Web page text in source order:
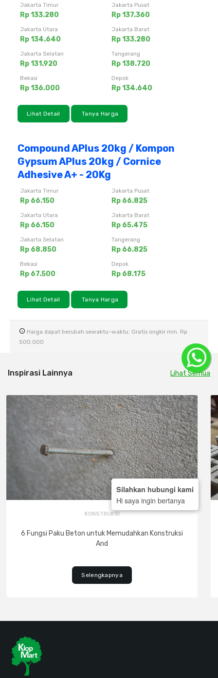
Jakarta Timur
Rp 133.280
Jakarta Pusat
Rp 137.360
Jakarta Utara
Rp 134.640
Jakarta Barat
Rp 133.280
Jakarta Selatan
Rp 131.920
Tangerang
Rp 138.720
Bekasi
Rp 136.000
Depok
Rp 134.640
Lihat Detail Tanya Harga
Compound APlus 20kg / Kompon
Gypsum APlus 20kg / Cornice
Adhesive A+ - 20Kg
Jakarta Timur
Rp 66.150
Jakarta Pusat
Rp 66.825
Jakarta Utara
Rp 66.150
Jakarta Barat
Rp 65.475
Jakarta Selatan
Rp 68.850
Tangerang
Rp 66.825
Bekasi
Rp 67.500
Depok
Rp 68.175
Lihat Detail Tanya Harga
Harga dapat berubah sewaktu-waktu. Gratis ongkir min. Rp
500.000
Inspirasi Lainnya Lihat Semua
KONSTRUKSI
6 Fungsi Paku Beton untuk Memudahkan Konstruksi
And
Selengkapnya
Silahkan hubungi kami
Hi saya ingin bertanya